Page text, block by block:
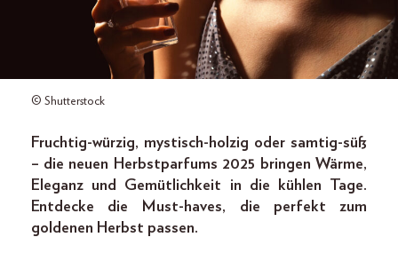
© Shutterstock
Fruchtig-würzig, mystisch-holzig oder samtig-süß
– die neuen Herbstparfums 2025 bringen Wärme,
Eleganz und Gemütlichkeit in die kühlen Tage.
Entdecke die Must-haves, die perfekt zum
goldenen Herbst passen.